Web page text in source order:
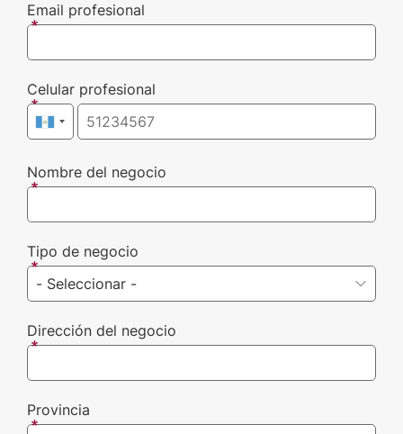
Email profesional
Celular profesional
Nombre del negocio
Tipo de negocio
Dirección del negocio
Provincia